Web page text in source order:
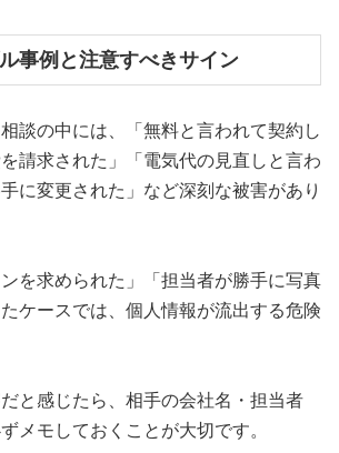
事例と注意すべきサイン
談の中には、「無料と言われて契約し
請求された」「電気代の見直しと言わ
に変更された」など深刻な被害があり
を求められた」「担当者が勝手に写真
ケースでは、個人情報が流出する危険
と感じたら、相手の会社名・担当者
メモしておくことが大切です。